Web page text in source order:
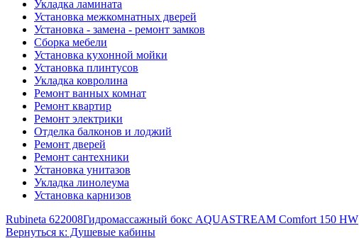
Укладка ламината
Установка межкомнатных дверей
Установка - замена - ремонт замков
Сборка мебели
Установка кухонной мойки
Установка плинтусов
Укладка ковролина
Ремонт ванных комнат
Ремонт квартир
Ремонт электрики
Отделка балконов и лоджий
Ремонт дверей
Ремонт сантехники
Установка унитазов
Укладка линолеума
Установка карнизов
Rubineta 622008Гидромассажный бокс AQUASTREAM Comfort 150 HW
Вернуться к: Душевые кабины